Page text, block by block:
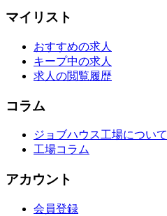
マイリスト
おすすめの求人
キープ中の求人
求人の閲覧履歴
コラム
ジョブハウス工場について
工場コラム
アカウント
会員登録